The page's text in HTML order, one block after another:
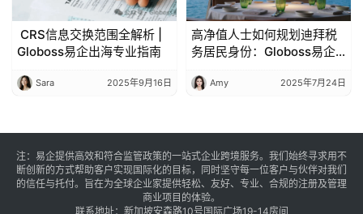
CRS信息交换范围全解析 |
Globoss易企出海专业指南
Sara 2025年9月16日
高净值人士如何规划迪拜税
务居民身份：Globoss易企
配置Amy 2025年7月24日
注：易企提供高效和符合监管政策的一站式企业跨境服务。我们始终寻求用不
断创新的方式帮助客户实现国际化的目标，同时坚守每一位客户与伙伴对我们
的信任与托付。旨在为全球企业家提供轻松、友好、专业、合规的注册及管理
商业项目的体验。
联系地址：新加坡安森路10号国际广场19-14房间